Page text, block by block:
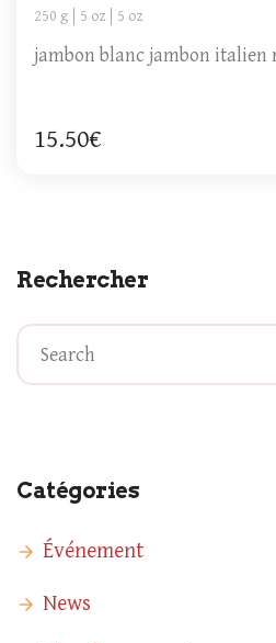
250 g 5 oz 5 oz
jambon blanc jambon italien
15.50€
Rechercher
Catégories
Événement
News